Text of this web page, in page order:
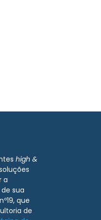
high &
a
sua
que
de